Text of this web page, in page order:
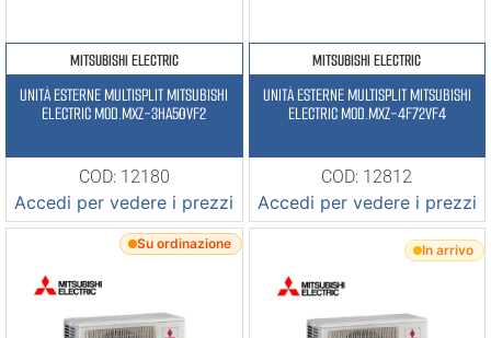
MITSUBISHI ELECTRIC
UNITÀ ESTERNE MULTISPLIT MITSUBISHI
ELECTRIC MOD.MXZ-3HA50VF2
COD: 12180
Accedi per vedere i prezzi
MITSUBISHI ELECTRIC
UNITÀ ESTERNE MULTISPLIT MITSUBISHI
ELECTRIC MOD.MXZ-4F72VF4
COD: 12812
Accedi per vedere i prezzi
Su ordinazione In arrivo